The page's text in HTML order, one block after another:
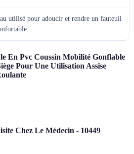
utilisé pour adoucir et rendre un fauteuil
En Pvc Coussin Mobilité Gonflable
Pour Une Utilisation Assise
Chez Le Médecin - 10449